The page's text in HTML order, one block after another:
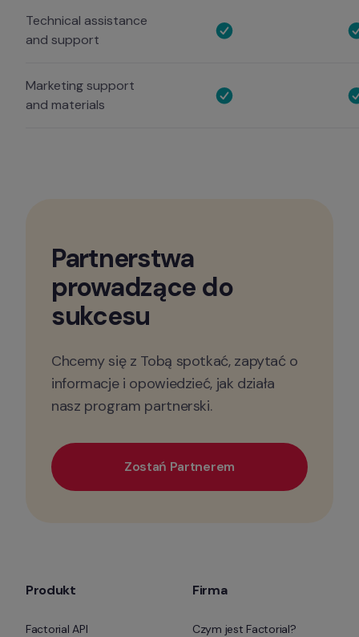
Technical assistance
and support
Marketing support
and materials
Partnerstwa
prowadzące do
sukcesu
Chcemy się z Tobą spotkać, zapytać o
informacje i opowiedzieć, jak działa
nasz program partnerski.
Zostań Partnerem
Produkt
Factorial API
Firma
Czym jest Factorial?